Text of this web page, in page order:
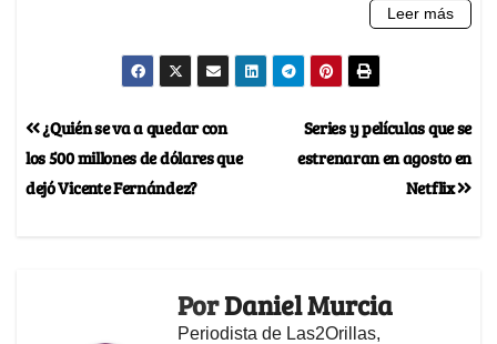
Series y películas que se
estrenaran en agosto en
Netflix
¿Quién se va a quedar con
los 500 millones de dólares que
dejó Vicente Fernández?
PorDaniel Murcia
Periodista de Las2Orillas,